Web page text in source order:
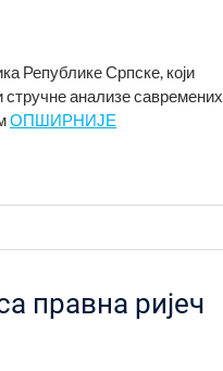
Републике Српске, који
анализе савремених
ОПШИРНИЈЕ
правна ријеч